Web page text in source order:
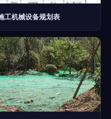
工机械设备规划表